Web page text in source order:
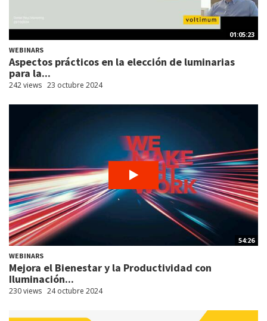
01:05:23
WEBINARS
Aspectos prácticos en la elección de luminarias
para la...
242 views 23 octubre 2024
54:26
WEBINARS
Mejora el Bienestar y la Productividad con
Iluminación...
230 views 24 octubre 2024